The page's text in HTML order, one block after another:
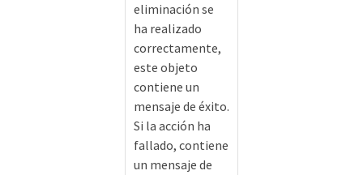
eliminación se
ha realizado
correctamente,
este objeto
contiene un
mensaje de éxito.
Si la acción ha
fallado, contiene
un mensaje de